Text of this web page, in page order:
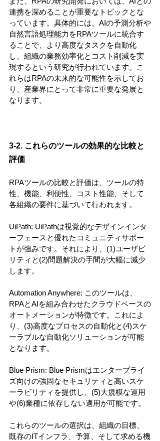
連携を深めることが重要なトピックとな
っています。具体的には、AIの予測分析や
自然言語処理能力をRPAツールに統合す
ることで、より高度なタスクを自動化
し、組織の業務効率化とコスト削減を実
現するという研究が行われています。こ
れらはRPAの未来的な可能性を示してお
り、産業界にとって非常に重要な発展と
なります。
3-2. これらのツールの効果的な比較と
評価
RPAツールの比較と評価は、ツールの特
性、機能、利便性、コスト性能、そして
各組織の要件に基づいて行われます。
UiPath: UiPathは視覚的なデザインインタ
ーフェースと優れたコミュニティサポー
トが強みです。それにより、(1)ユーザビ
リティと(2)問題解決の手間が大幅に減少
します。
Automation Anywhere: このツールは、
RPAとAIを組み合わせたクラウドベースの
オートメーションが特徴です。これによ
り、(3)高度なプロセスの自動化と(4)スケ
ーラブルな自動化ソリューションが可能
となります。
Blue Prism: Blue Prismはエンタープライ
ズ向けの強固なセキュリティと高いスケ
ーラビリティを提供し、(5)大規模な運用
や(6)業種に依存しない適用が可能です。
これらのツールの選択は、組織の目標、
既存のITインフラ、予算、そして求める機